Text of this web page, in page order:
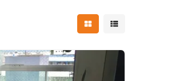
Mostrar resultados em
Mostrar